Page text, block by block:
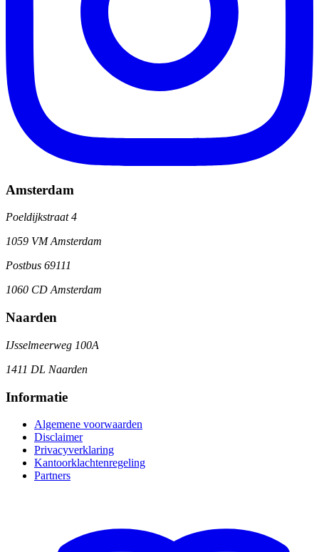
Amsterdam
Poeldijkstraat 4
1059 VM Amsterdam
Postbus 69111
1060 CD Amsterdam
Naarden
IJsselmeerweg 100A
1411 DL Naarden
Informatie
Algemene voorwaarden
Disclaimer
Privacyverklaring
Kantoorklachtenregeling
Partners